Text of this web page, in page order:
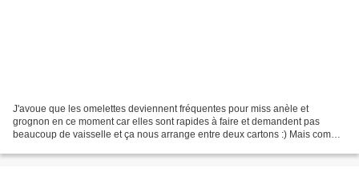
J'avoue que les omelettes deviennent fréquentes pour miss anèle et
grognon en ce moment car elles sont rapides à faire et demandent pas
beaucoup de vaisselle et ça nous arrange entre deux cartons :) Mais comme